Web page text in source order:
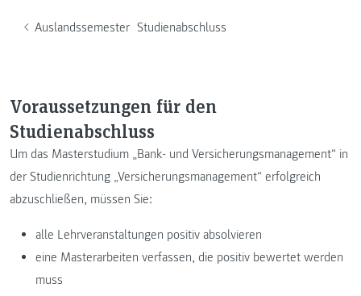
Auslandssemester Studienabschluss
Voraussetzungen für den
Studienabschluss
Um das Masterstudium „Bank- und Versicherungsmanagement“ in
der Studienrichtung „Versicherungsmanagement“ erfolgreich
abzuschließen, müssen Sie:
alle Lehrveranstaltungen positiv absolvieren
eine Masterarbeiten verfassen, die positiv bewertet werden
muss